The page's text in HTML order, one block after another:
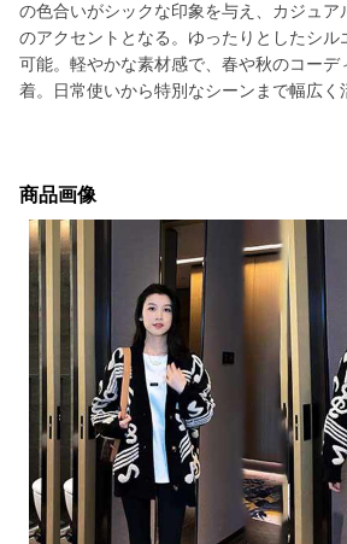
の色合いがシックな印象を与え、カジュア
のアクセントとなる。ゆったりとしたシル
可能。軽やかな素材感で、春や秋のコーデ
着。日常使いから特別なシーンまで幅広く
商品画像